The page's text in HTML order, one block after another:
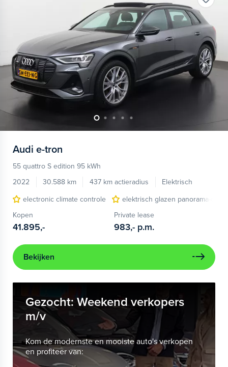
Audi e-tron
55 quattro S edition 95 kWh
2022
30.588 km 437 km actieradius
Elektrisch
electronic climate controle
elektrisch glazen panorama-dak
Kopen
41.895,-
Private lease
983,- p.m.
Bekijken
Gezocht: Weekend verkopers
m/v
Kom de modernste en mooiste auto's verkopen
en profiteer van: